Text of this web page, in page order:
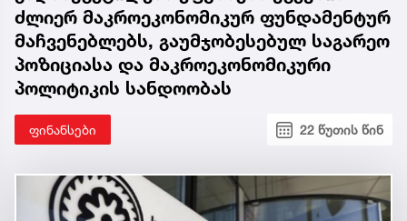
ძლიერ მაკროეკონომიკურ ფუნდამენტურ
მაჩვენებლებს, გაუმჯობესებულ საგარეო
პოზიციასა და მაკროეკონომიკური
პოლიტიკის სანდოობას
ფინანსები 22 წუთის წინ